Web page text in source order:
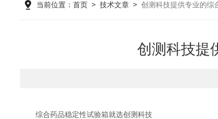
当前位置： 首页> 技术文章> 创测科技提供专业的综
创测科技提
综合药品稳定性试验箱就选创测科技